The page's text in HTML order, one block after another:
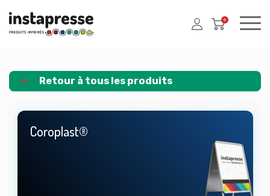
0
Retour à tous les produits
Coroplast®